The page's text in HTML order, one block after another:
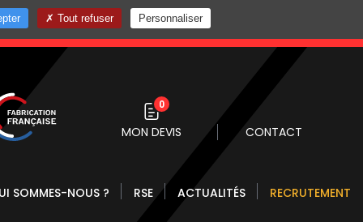
10
0
MON DEVIS CONTACT
SOMMES-NOUS ? RSE ACTUALITÉS RECRUTEMENT
Tout refuser Personnaliser